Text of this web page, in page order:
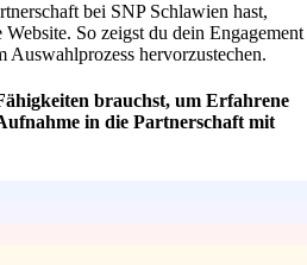
bei SNP Schlawien hast,
So zeigst du dein Engagement
Auswahlprozess hervorzustechen.
brauchst, um Erfahrene
in die Partnerschaft mit